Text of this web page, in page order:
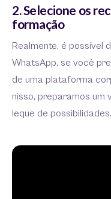
2. Selecione os
formação
Realmente, é possível
WhatsApp, se você
de uma plataforma
nisso, preparamos um
leque de